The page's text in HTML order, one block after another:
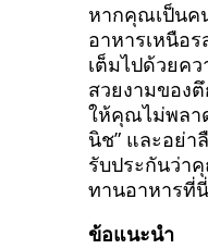
หากคุณเป็นค
อาหารเหนือ
เต็มไปด้วยค
สวยงามของ
ให้คุณไม่พลา
นิช” และอย่า
รับประกันว่า
ทานอาหารที่
ข้อแนะนำ